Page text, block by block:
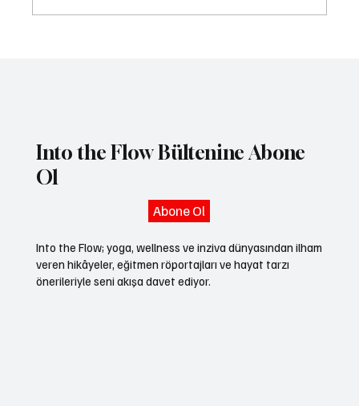
Into the Flow Bültenine Abone
Ol
Into the Flow; yoga, wellness ve inziva dünyasından ilham
veren hikâyeler, eğitmen röportajları ve hayat tarzı
önerileriyle seni akışa davet ediyor.
Abone Ol